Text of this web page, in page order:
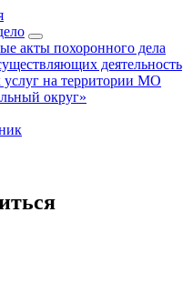
акты похоронного дела
деятельность
на территории МО
округ»